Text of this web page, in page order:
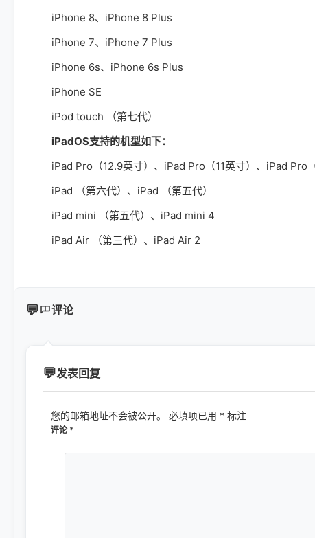
iPhone 8、iPhone 8 Plus
iPhone 7、iPhone 7 Plus
iPhone 6s、iPhone 6s Plus
iPhone SE
iPod touch （第七代）
iPadOS支持的机型如下：
iPad Pro（12.9英寸）、iPad Pro（11英寸）、iPad Pro（
iPad （第六代）、iPad （第五代）
iPad mini （第五代）、iPad mini 4
iPad Air （第三代）、iPad Air 2
评论
发表回复
您的邮箱地址不会被公开。 必填项已用 * 标注
评论 *